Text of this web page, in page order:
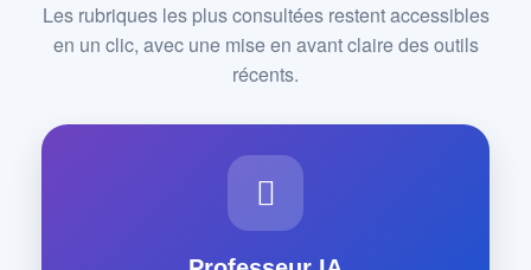
Les rubriques les plus consultées restent accessibles
en un clic, avec une mise en avant claire des outils
récents.